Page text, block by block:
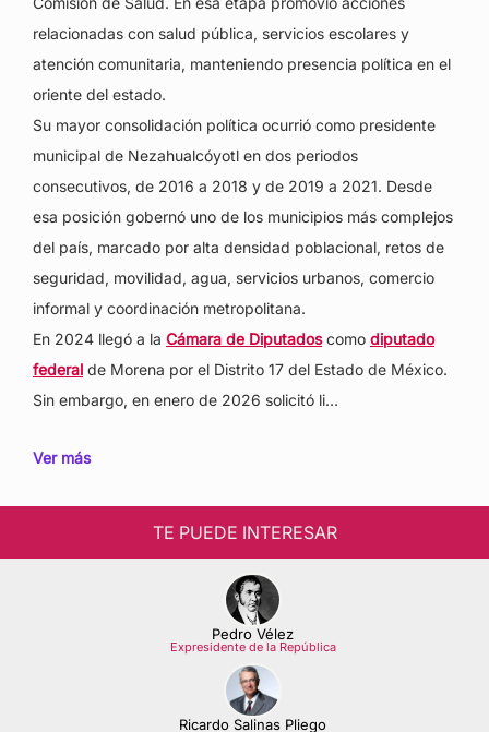
relacionadas con salud pública, servicios escolares y
atención comunitaria, manteniendo presencia política en el
oriente del estado.
Su mayor consolidación política ocurrió como presidente
municipal de Nezahualcóyotl en dos periodos
consecutivos, de 2016 a 2018 y de 2019 a 2021. Desde
esa posición gobernó uno de los municipios más complejos
del país, marcado por alta densidad poblacional, retos de
seguridad, movilidad, agua, servicios urbanos, comercio
informal y coordinación metropolitana.
En 2024 llegó a la Cámara de Diputadoscomo diputado
federal de Morena por el Distrito 17 del Estado de México.
Sin embargo, en enero de 2026 solicitó li…
Ver más
TE PUEDE INTERESAR
Pedro Vélez
Expresidente de la República
Ricardo Salinas Pliego